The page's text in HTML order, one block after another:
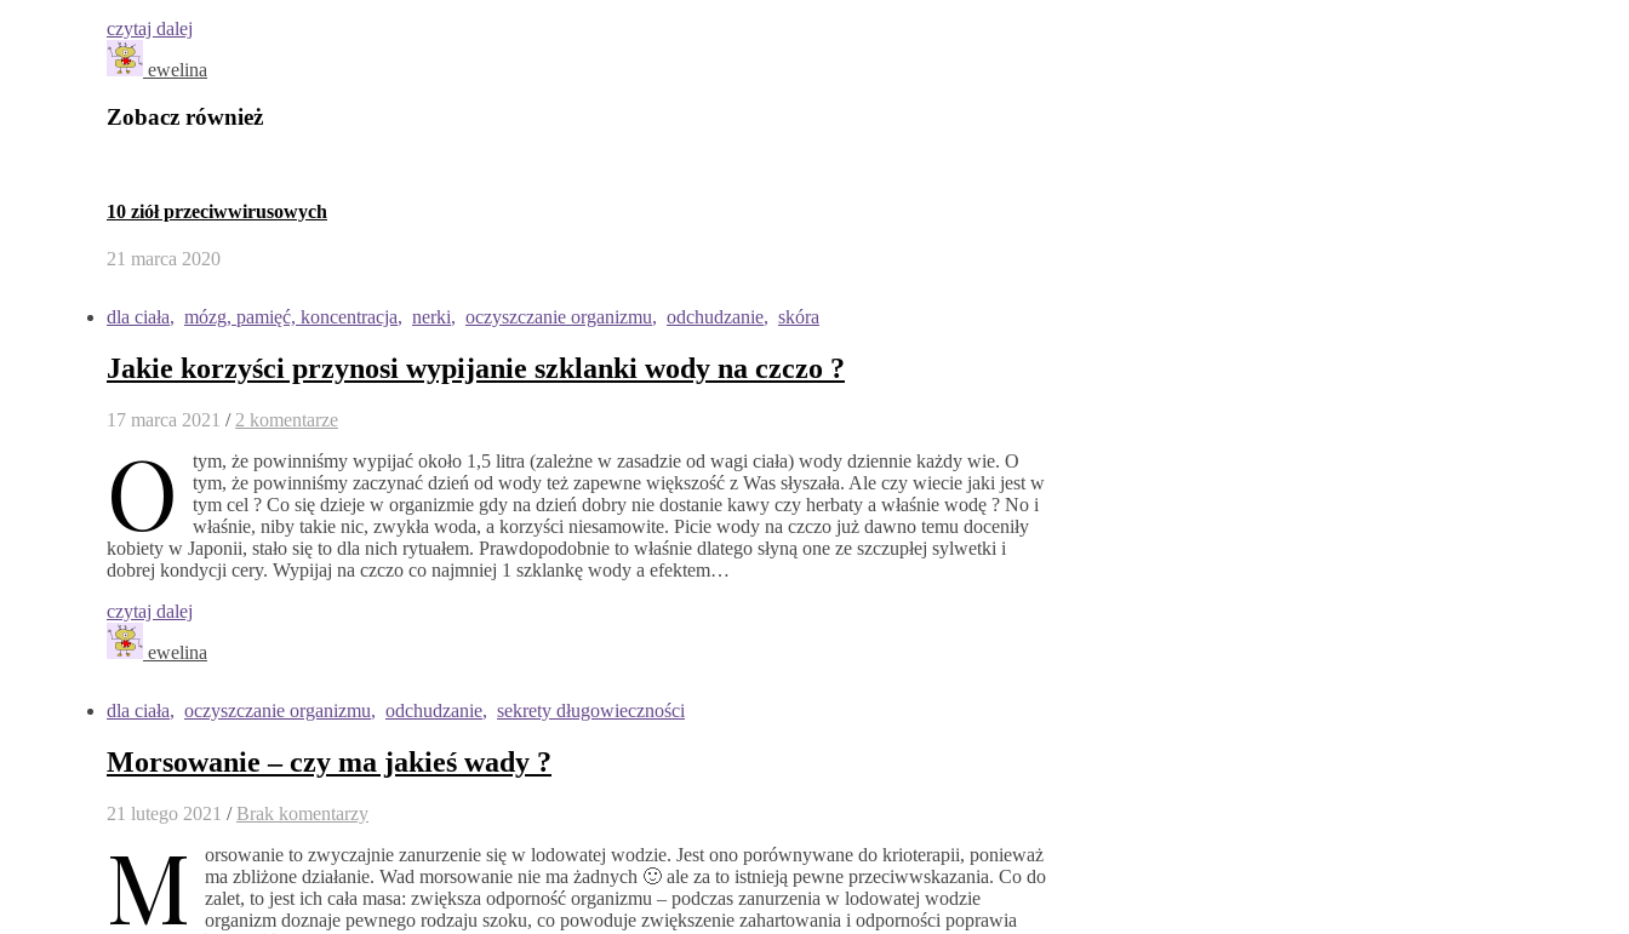
czytaj dalej
ewelina
Zobacz również
10 ziół przeciwwirusowych
21 marca 2020
dla ciała, mózg, pamięć, koncentracja, nerki, oczyszczanie organizmu, odchudzanie, skóra
Jakie korzyści przynosi wypijanie szklanki wody na czczo ?
17 marca 2021 / 2 komentarze
O
tym, że powinniśmy wypijać około 1,5 litra (zależne w zasadzie od wagi ciała) wody dziennie każdy wie. O
tym, że powinniśmy zaczynać dzień od wody też zapewne większość z Was słyszała. Ale czy wiecie jaki jest w
tym cel ? Co się dzieje w organizmie gdy na dzień dobry nie dostanie kawy czy herbaty a właśnie wodę ? No i
właśnie, niby takie nic, zwykła woda, a korzyści niesamowite. Picie wody na czczo już dawno temu doceniły
kobiety w Japonii, stało się to dla nich rytuałem. Prawdopodobnie to właśnie dlatego słyną one ze szczupłej sylwetki i
dobrej kondycji cery. Wypijaj na czczo co najmniej 1 szklankę wody a efektem…
czytaj dalej
ewelina
dla ciała, oczyszczanie organizmu, odchudzanie, sekrety długowieczności
Morsowanie – czy ma jakieś wady ?
21 lutego 2021 / Brak komentarzy
M
orsowanie to zwyczajnie zanurzenie się w lodowatej wodzie. Jest ono porównywane do krioterapii, ponieważ
ma zbliżone działanie. Wad morsowanie nie ma żadnych 🙂 ale za to istnieją pewne przeciwwskazania. Co do
zalet, to jest ich cała masa: zwiększa odporność organizmu – podczas zanurzenia w lodowatej wodzie
organizm doznaje pewnego rodzaju szoku, co powoduje zwiększenie zahartowania i odporności poprawia